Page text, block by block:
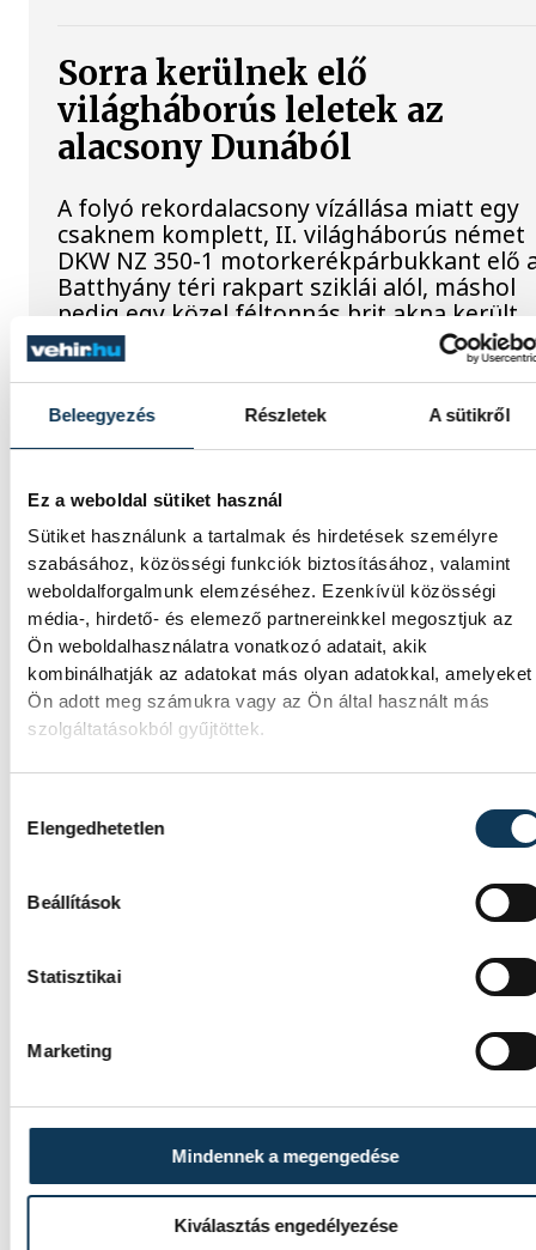
Beleegyezés Részletek A sütikről
Ez a weboldal sütiket használ
Sütiket használunk a tartalmak és hirdetések személyre
szabásához, közösségi funkciók biztosításához, valamint
weboldalforgalmunk elemzéséhez. Ezenkívül közösségi
média-, hirdető- és elemező partnereinkkel megosztjuk az
Ön weboldalhasználatra vonatkozó adatait, akik
kombinálhatják az adatokat más olyan adatokkal, amelyeket
Ön adott meg számukra vagy az Ön által használt más
szolgáltatásokból gyűjtöttek.
Elengedhetetlen
Beállítások
Statisztikai
Marketing
Mindennek a megengedése
Kiválasztás engedélyezése
Sorra kerülnek elő
világháborús leletek az
alacsony Dunából
A folyó rekordalacsony vízállása miatt egy
csaknem komplett, II. világháborús német
DKW NZ 350-1 motorkerékpárbukkant elő
Batthyány téri rakpart sziklái alól, máshol
pedig egy közel féltonnás brit akna került
elő.
Késéltánc a Dunán: Mi
Mártha Imre, az MVM Zrt. egykori
vezérigazgatója ATV-n Rónai Egonnak
interjújában vázolta fel a Paksi Atomerőmű
előtt álló példátlan technológiai
kihívásokat. A szakember, aki korábban
éveken át felelt a hazai energetikai
fejlesztésekért és a paksi blokkok
működéséért, arra figyelmeztet: az erőmű
olyan üzemállapotban van, amelyre
eredetileg nem tervezték.
kezdeményezte, hogy jövő
államfőválasztás
A Tisza-frakció kezdeményezte, hogy a
parlament jövő kedden válassza meg az új
Valami óriási csapódott a
Holdba ma reggel